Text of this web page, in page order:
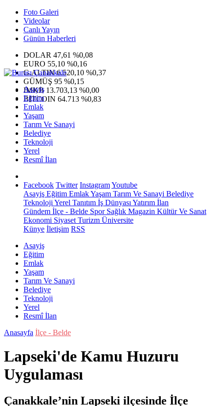
Foto Galeri
Videolar
Canlı Yayın
Günün Haberleri
DOLAR 47,61 %0,08
EURO 55,10 %0,16
G.ALTIN6.520,10 %0,37
GÜMÜŞ 95 %0,15
IMKB 13.703,13 %0,00
BITCOIN 64.713 %0,83
Asayiş
Eğitim
Emlak
Yaşam
Tarım Ve Sanayi
Belediye
Teknoloji
Yerel
Resmî İlan
Facebook Twitter InstagramYoutube
Asayiş Eğitim EmlakYaşam Tarım Ve Sanayi Belediye
Teknoloji Yerel Tanıtım İş Dünyası Yatırım İlan
Gündem İlçe - Belde SporSağlık Magazin Kültür Ve Sanat
Ekonomi Siyaset Turizm Üniversite
Künye İletişim RSS
Asayiş
Eğitim
Emlak
Yaşam
Tarım Ve Sanayi
Belediye
Teknoloji
Yerel
Resmî İlan
Anasayfa İlçe - Belde
Lapseki'de Kamu Huzuru
Uygulaması
Çanakkale’nin Lapseki ilçesinde İlçe